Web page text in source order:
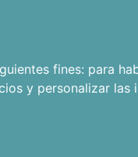
fines: para
y personalizar las